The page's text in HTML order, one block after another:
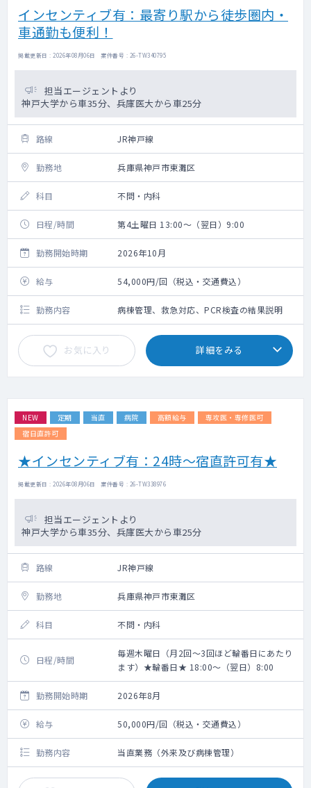
インセンティブ有：最寄り駅から徒歩圏内・
車通勤も便利！
掲載更新日 : 2026年08月06日 案件番号 : 26-TW340795
担当エージェントより
神戸大学から車35分、兵庫医大から車25分
路線 JR神戸線
勤務地 兵庫県神戸市東灘区
科目 不問・内科
日程/時間 第4土曜日 13:00～（翌日）9:00
勤務開始時期 2026年10月
給与 54,000円/回（税込・交通費込）
勤務内容 病棟管理、救急対応、PCR検査の結果説明
お気に入り 詳細をみる
NEW 定期 当直 病院 高額給与
専攻医・専修医可
宿日直許可
★インセンティブ有：24時～宿直許可有★
掲載更新日 : 2026年08月06日 案件番号 : 26-TW338976
担当エージェントより
神戸大学から車35分、兵庫医大から車25分
路線 JR神戸線
勤務地 兵庫県神戸市東灘区
科目 不問・内科
日程/時間
毎週木曜日（月2回～3回ほど輪番日にあたり
ます）★輪番日★ 18:00～（翌日）8:00
勤務開始時期 2026年8月
給与 50,000円/回（税込・交通費込）
勤務内容 当直業務（外来及び病棟管理）